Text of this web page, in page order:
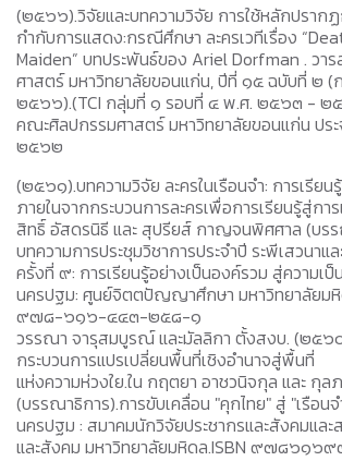
(๒๕๖๖).วิจัยและบทความวิจัย การใช้หลักปราก
กำกับการแสดง:กรณีศึกษา ละครเวทีเรื่อง
Maiden” บทประพันธ์ของ Ariel Dorfman . วา
ศาสตร์ มหาวิทยาลัยขอนแก่น, ปีที่ ๑๕ ฉบับที่ ๒ (
๒๕๖๖).(TCI กลุ่มที่ ๑ รอบที่ ๔ พ.ศ. ๒๕๖๓ - ๒
คณะศิลปกรรมศาสตร์ มหาวิทยาลัยขอนแก่น ปร
๒๕๖๒
(๒๕๖๑).บทความวิจัย ละครในเรือนจำ: การเรียน
ภายในจากกระบวนการละครเพื่อการเรียนรู้สู่กา
สิทธิ์ อัสดรนิธี และ สุปรียส์ กาญจนพิศศาล (บร
บทความการประชุมวิชาการประจำปี ระพีเสวน
ครั้งที่ ๙: การเรียนรู้อย่างเป็นองค์รวม สู่ความเ
นครปฐม: ศูนย์จิตตปัญญาศึกษา มหาวิทยาลัยม
๙๗๘-๖๑๖-๔๔๓-๒๕๘-๑
วรรณา จารุสมบูรณ์ และมัลลิกา ตั้งสงบ. (๒๕๖๐
กระบวนการแปรเปลี่ยนพื้นที่เชิงอำนาจสู่พื้นที่
แห่งความห่วงใย.ใน กฤตยา อาชวนิจกุล และ กุล
(บรรณาธิการ).การขับเคลื่อน "คุกไทย" สู่ "เรือนจ
นครปฐม : สมาคมนักวิจัยประชากรและสังคมและ
และสังคม มหาวิทยาลัยมหิดล.ISBN ๙๗๘๖๑๖